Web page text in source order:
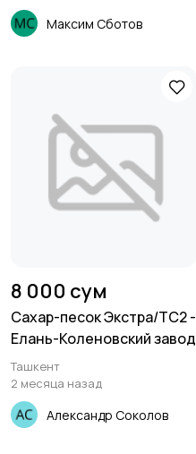
Максим Сботов
8 000 сум
Сахар-песок Экстра/ТС2 -
Елань-Коленовский завод
Ташкент
2 месяца назад
Александр Соколов